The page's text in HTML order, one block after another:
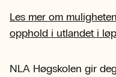
Les mer om
opphold i utlandet i
NLA Høgskolen gir